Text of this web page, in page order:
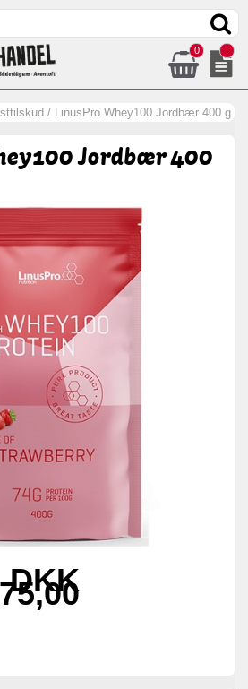
0
/ LinusPro Whey100 Jordbær 400 g
Jordbær 400
DKK
75,00